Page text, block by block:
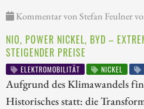
Kommentar von Stefan Feulner
NIO, POWER NICKEL, BYD –
STEIGENDER PREISE
ELEKTROMOBILITÄT NICKEL
Aufgrund des Klimawandels
Historisches statt: die